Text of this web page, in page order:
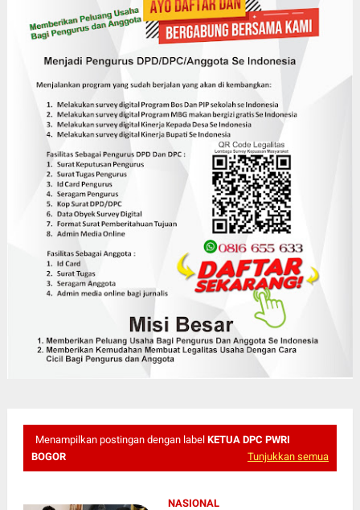
Menampilkan postingan dengan label KETUA DPC PWRI
BOGOR
Tunjukkan semua
NASIONAL